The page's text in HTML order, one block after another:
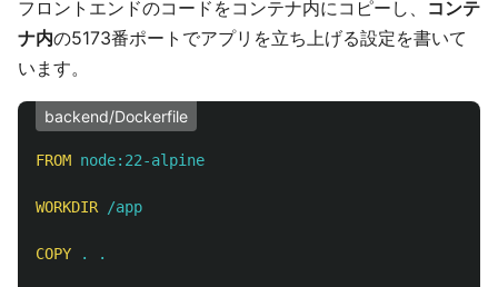
フロントエンドのコードをコンテナ内にコピーし、 コンテ
ナ内の5173番ポートでアプリを立ち上げる設定を書いて
います。
backend/Dockerfile
FROM node:22-alpine
WORKDIR /app
COPY . .